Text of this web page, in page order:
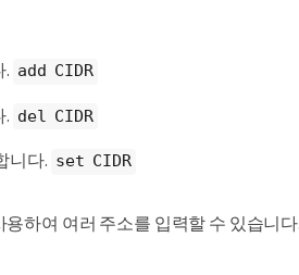
. add CIDR
. del CIDR
니다. set CIDR
하여 여러 주소를 입력할 수 있습니다.